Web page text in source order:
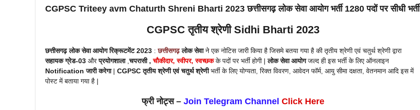
CGPSC Triteey avm Chaturth Shreni Bharti 2023 छत्तीसगढ़ लोक सेवा आयोग भर्ती 1280 पदों पर सीधी भर्ती
CGPSCतृतीय श्रेणी Sidhi Bharti 2023
छत्तीसगढ़ लोक सेवा आयोग रिक्रूटमेंट 2023 :छत्तीसगढ़लोक सेवाने एक नोटिस जारी किया है जिसमे बतया गया है की तृतीय श्रेणी एवं चतुर्थ श्रेणी द्वारा
सहायक ग्रेड-03 औरप्रयोगशाला ,चपरासी ,चौकीदार, स्वीपर,स्वच्छकके पदों पर भर्ती होगी |लोक सेवा आयोगजल्द ही इस भर्ती के लिए ऑनलाइन
Notification जारी करेगा | CGPSC तृतीय श्रेणी एवं चतुर्थ श्रेणीभर्ती के लिए योग्यता, रिक्त विवरण, आवेदन फॉर्म, आयु सीमा दक्षता, वेतनमान आदि इस में
पोस्ट में बताया गया है |
फ्री नोट्स – Join Telegram Channel Click Here